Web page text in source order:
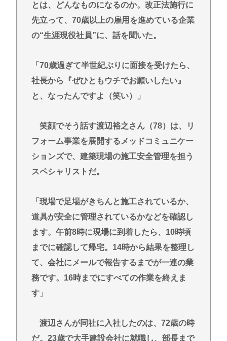
お前らの「AI」の活用法を教えてくれ【ChatGPT、
Claude】
【陽キャ？】ヤリラ系（やりらふぃー）がモテる理
【なぞなぞ】義母、義妹、エ口いのどっち！
Powered by livedoor 相互RSS
とは、どんなものになるのか。改正法施行に
先立って、70歳以上の雇用を進めている企業
の“生涯現役社員”に、話を聞いた。
「70歳過ぎて半世紀ぶりに面接を受けたら、
社長から『ぜひともウチでお願いしたい』
と、なったんですよ（笑い）」
笑顔でそう話す渡辺裕之さん（78）は、リ
フォーム事業を展開するメッドコミュニケー
ションズで、建築現場の施工安全管理を担う
スペシャリストだ。
「現場で足場がきちんと施工されているか、
道具が安全に管理されているかなどを確認し
ます。午前8時に現場に到着したら、10時頃
までに確認して帰宅。14時から結果を整理し
て、会社にメールで報告するまでが一連の業
務です。16時までにすべての作業を終えま
す」
渡辺さんが同社に入社したのは、72歳の時
だ。23歳で大手建設会社に就職し、部長まで